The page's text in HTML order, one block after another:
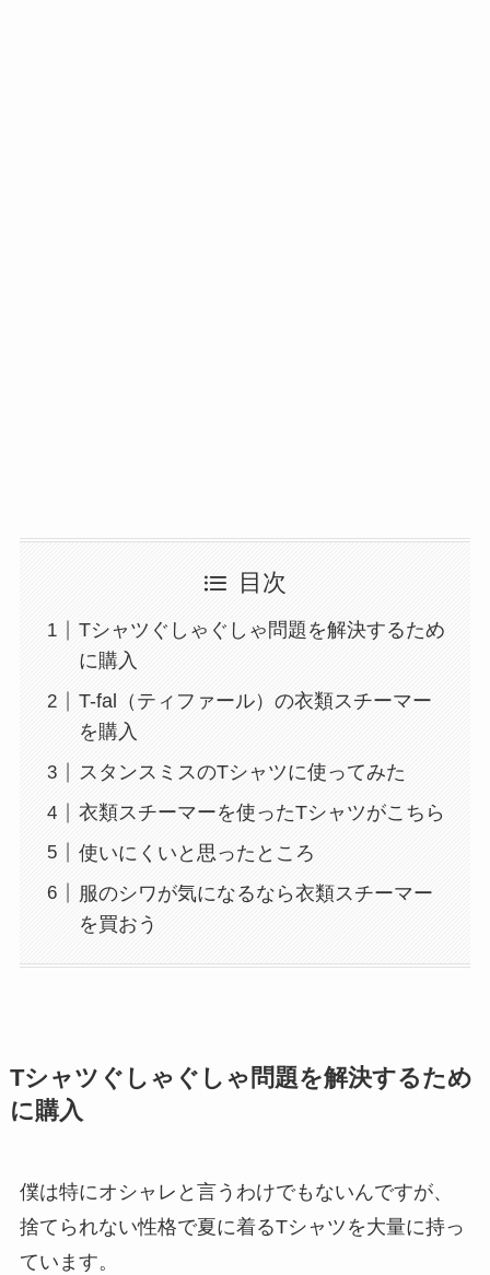
目次
Tシャツぐしゃぐしゃ問題を解決するため
に購入
T-fal（ティファール）の衣類スチーマー
を購入
スタンスミスのTシャツに使ってみた
衣類スチーマーを使ったTシャツがこちら
使いにくいと思ったところ
服のシワが気になるなら衣類スチーマー
を買おう
Tシャツぐしゃぐしゃ問題を解決するため
に購入
僕は特にオシャレと言うわけでもないんですが、
捨てられない性格で夏に着るTシャツを大量に持っ
ています。